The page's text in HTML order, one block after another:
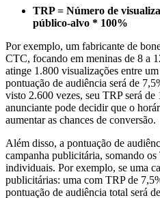
TRP = Número de
público-alvo * 100%
Por exemplo, um fabricante de
CTC, focando em meninas de 8 a
atinge 1.800 visualizações entre
pontuação de audiência será de
visto 2.600 vezes, seu TRP será
anunciante pode decidir que o
aumentar as chances de conversão.
Além disso, a pontuação de
campanha publicitária, somando os
individuais. Por exemplo, se uma
publicitárias: uma com TRP de
pontuação de audiência total será